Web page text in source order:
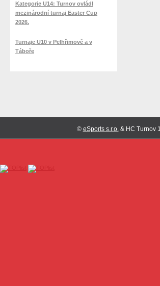
Kategorie U14: Turnov ovládl
mezinárodní turnaj Easter Cup
2026.
Turnaje U10 v Pelhřimově a v
Táboře
© eSports s.r.o.& HC Turnov